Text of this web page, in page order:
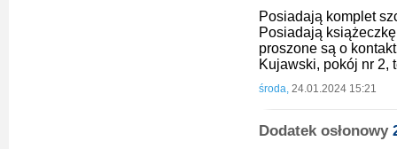
Posiadają komplet
Posiadają
proszone są o
Kujawski, pokój nr 2,
środa, 24.01.2024 15:21
Dodatek osłonowy